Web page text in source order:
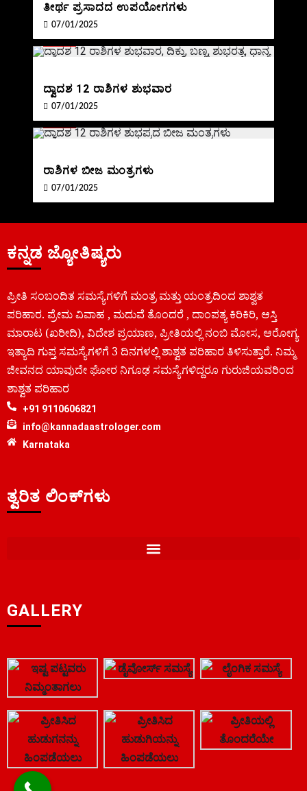
ತೀರ್ಥ ಪ್ರಸಾದದ ಉಪಯೋಗಗಳು
07/01/2025
BLOG
ದ್ವಾದಶ 12 ರಾಶಿಗಳ ಶುಭವಾರ
07/01/2025
BLOG
ರಾಶಿಗಳ ಬೀಜ ಮಂತ್ರಗಳು
07/01/2025
ಕನ್ನಡ ಜ್ಯೋತಿಷ್ಯರು
ಪ್ರೀತಿ ಸಂಬಂದಿತ ಸಮಸ್ಯೆಗಳಿಗೆ ಮಂತ್ರ ಮತ್ತು ಯಂತ್ರದಿಂದ ಶಾಶ್ವತ
ಪರಿಹಾರ. ಪ್ರೇಮ ವಿವಾಹ , ಮದುವೆ ತೊಂದರೆ , ದಾಂಪತ್ಯ ಕಿರಿಕಿರಿ, ಆಸ್ತಿ
ಮಾರಾಟ (ಖರೀದಿ), ವಿದೇಶ ಪ್ರಯಾಣ, ಪ್ರೀತಿಯಲ್ಲಿ ನಂಬಿ ಮೋಸ, ಆರೋಗ್ಯ
ಇತ್ಯಾದಿ ಗುಪ್ತ ಸಮಸ್ಯೆಗಳಿಗೆ 3 ದಿನಗಳಲ್ಲಿ ಶಾಶ್ವತ ಪರಿಹಾರ ತಿಳಿಸುತ್ತಾರೆ. ನಿಮ್ಮ
ಜೀವನದ ಯಾವುದೇ ಘೋರ ನಿಗೂಢ ಸಮಸ್ಯೆಗಳಿದ್ದರೂ ಗುರುಜಿಯವರಿಂದ
ಶಾಶ್ವತ ಪರಿಹಾರ
+91 9110606821
info@kannadaastrologer.com
Karnataka
ತ್ವರಿತ ಲಿಂಕ್‌ಗಳು
GALLERY